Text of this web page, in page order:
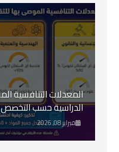
المعدلات التنافسية
الدراسية حسب التخصص
فبراير 08, 2026